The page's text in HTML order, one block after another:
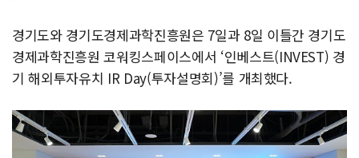
경기도와 경기도경제과학진흥원은 7일과 8일 이틀간 경기도
경제과학진흥원 코워킹스페이스에서 ‘인베스트(INVEST) 경
기 해외투자유치 IR Day(투자설명회)’를 개최했다.